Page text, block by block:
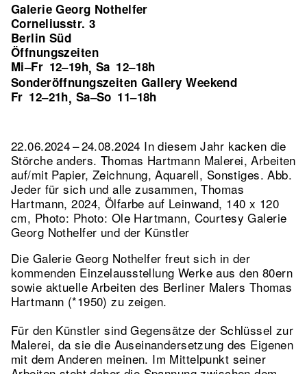
Galerie Georg Nothelfer
Corneliusstr. 3
Berlin Süd
Öffnungszeiten
Mi–Fr 12–19h, Sa 12–18h
Sonderöffnungszeiten Gallery Weekend
Fr 12–21h, Sa–So 11–18h
22.06.2024 – 24.08.2024 In diesem Jahr kacken die
Störche anders. Thomas Hartmann Malerei, Arbeiten
auf/mit Papier, Zeichnung, Aquarell, Sonstiges.Abb.
Jeder für sich und alle zusammen, Thomas
Hartmann, 2024, Ölfarbe auf Leinwand, 140 x 120
cm, Photo: Photo: Ole Hartmann, Courtesy Galerie
Georg Nothelfer und der Künstler
Die Galerie Georg Nothelfer freut sich in der
kommenden Einzelausstellung Werke aus den 80ern
sowie aktuelle Arbeiten des Berliner Malers Thomas
Hartmann (*1950) zu zeigen.
Für den Künstler sind Gegensätze der Schlüssel zur
Malerei, da sie die Auseinandersetzung des Eigenen
mit dem Anderen meinen. Im Mittelpunkt seiner